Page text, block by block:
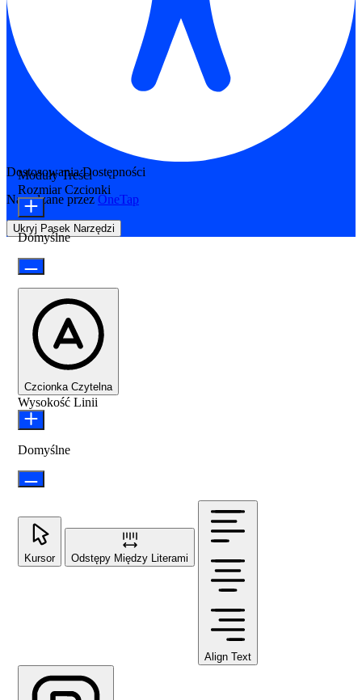
Dostosowania Dostępności
Napędzane przez OneTap
Ukryj Pasek Narzędzi
Moduły Treści
Rozmiar Czcionki
Domyślne
Czcionka Czytelna
Wysokość Linii
Domyślne
Kursor Odstępy Między Literami
Align Text